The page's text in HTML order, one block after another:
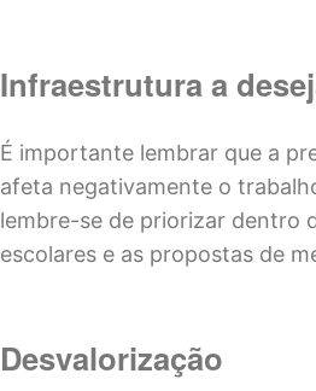
Infraestrutura a
É importante lembrar que a
afeta negativamente o
lembre-se de priorizar dentro
escolares e as propostas de
Desvalorização